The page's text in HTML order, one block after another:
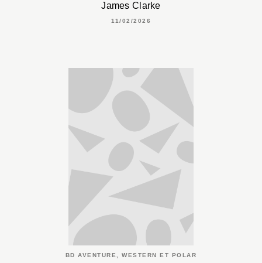
James Clarke
11/02/2026
BD AVENTURE, WESTERN ET POLAR